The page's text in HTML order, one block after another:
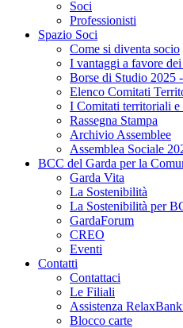
Soci
Professionisti
Spazio Soci
Come si diventa socio
I vantaggi a favore
Borse di Studio 2025
Elenco Comitati
I Comitati territoriali
Rassegna Stampa
Archivio Assemblee
Assemblea Sociale
BCC del Garda per la
Garda Vita
La Sostenibilità
La Sostenibilità per
GardaForum
CREO
Eventi
Contatti
Contattaci
Le Filiali
Assistenza
Blocco carte